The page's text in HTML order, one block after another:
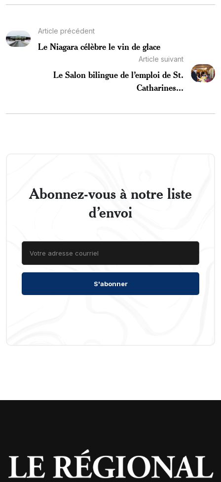
Article précédent
Le Niagara célèbre le vin de glace
Article suivant
Le Salon bilingue de l’emploi de St.
Catharines...
Abonnez-vous à notre liste
d’envoi